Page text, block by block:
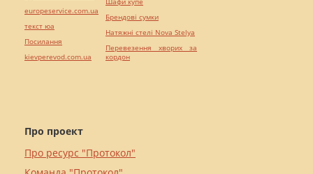
Про проект
Про ресурс "Протокол"
europeservice.com.ua
текст юа
Посилання
kievperevod.com.ua
Брендові сумки
Натяжні стелі Nova Stelya
Перевезення хворих за
кордон